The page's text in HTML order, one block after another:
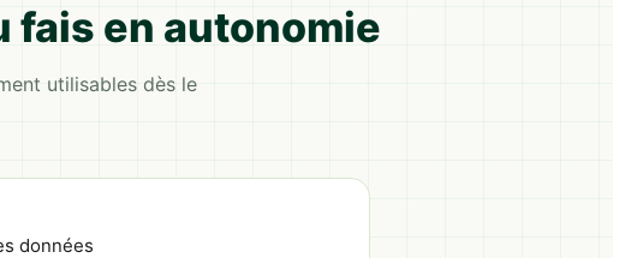
fais en autonomie
utilisables dès le
données